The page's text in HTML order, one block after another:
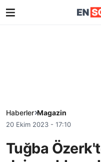
Haberler Magazin
20 Ekim 2023 - 17:10
Tuğba